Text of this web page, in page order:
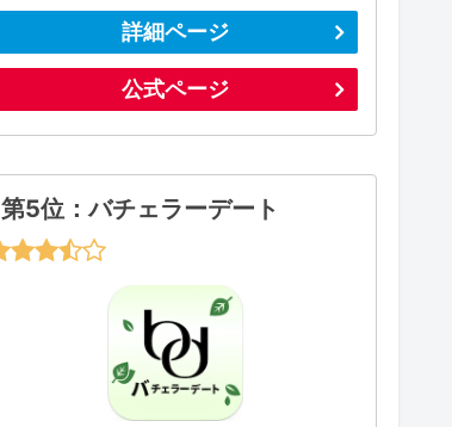
詳細ページ
公式ページ
第5位：バチェラーデート